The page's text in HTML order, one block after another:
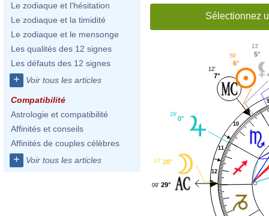
Le zodiaque et l'hésitation
Le zodiaque et la timidité
Le zodiaque et le mensonge
Les qualités des 12 signes
Les défauts des 12 signes
+ Voir tous les articles
Compatibilité
Astrologie et compatibilité
Affinités et conseils
Affinités de couples célèbres
+ Voir tous les articles
Sélectionnez
9
10
11
12
5°
13'
6°
59'
7°
12'
0°
29'
28°
13'
29°
09'